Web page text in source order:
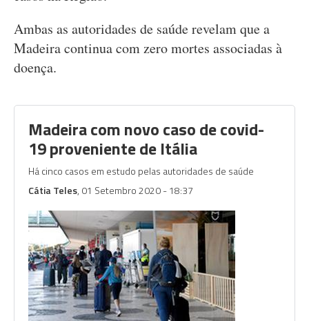
Ambas as autoridades de saúde revelam que a
Madeira continua com zero mortes associadas à
doença.
Madeira com novo caso de covid-
19 proveniente de Itália
Há cinco casos em estudo pelas autoridades de saúde
Cátia Teles, 01 Setembro 2020 - 18:37